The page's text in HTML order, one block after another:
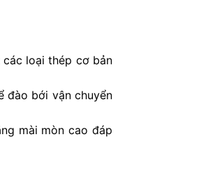
loại thép cơ bản
đào bới vận chuyển
mài mòn cao đáp